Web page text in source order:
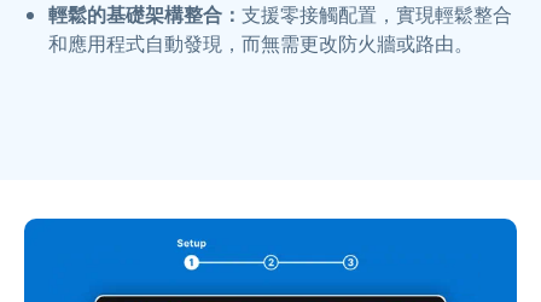
輕鬆的基礎架構整合： 支援零接觸配置，實現輕鬆整合
和應用程式自動發現，而無需更改防火牆或路由。